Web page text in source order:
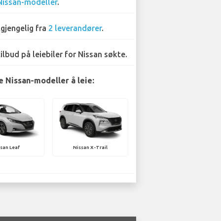
modeller.
fra 2 leverandører.
på leiebiler for Nissan søkte.
Nissan-modeller å leie:
Leaf Nissan X-Trail